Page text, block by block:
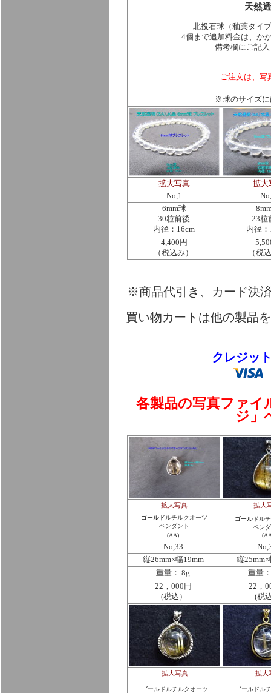
天然
北投石球（釉薬タイ
4個まで追加料金は、か
備考欄にご記
ご注文は、写
※球のサイズに
拡大写真
拡大
No,1
6mm球
30粒前後
内径：16cm
23粒
内径
4,400円
（税込み）
（税
※商品代引き、カード決
買い物カートは他の製品
クレジッ
各製品の写真ファイ
ジ」
拡大写真
拡大
ゴールドルチルクオーツ
ペンダント
(AA)
ゴールドル
ペン
No,33
縦26mm×幅19mm
縦
重量： 8g
重量
22，000円
(税込）
22，
(税
拡大写真 拡大
ゴールドルチルクオーツ
ゴールドル